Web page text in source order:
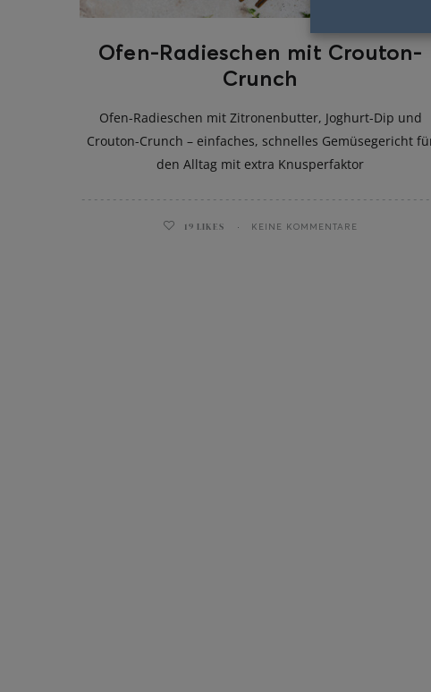
Ofen-Radieschen mit Crouton-
Crunch
Ofen-Radieschen mit Zitronenbutter, Joghurt-Dip und
Crouton-Crunch – einfaches, schnelles Gemüsegericht
den Alltag mit extra Knusperfaktor
19 LIKES KEINE KOMMENTARE